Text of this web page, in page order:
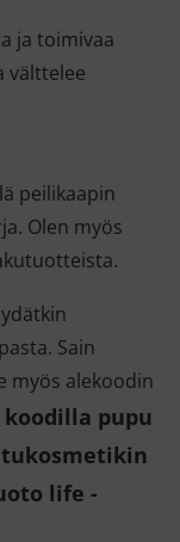
ja toimivaa
välttelee
peilikaapin
Olen myös
Sain
myös alekoodin
koodilla pupu
life -